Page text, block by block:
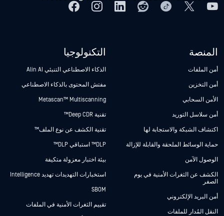
المنصة
أمن الملفات
أمن التخزين
الأمن السحابي
أمن سلاسل التوريد
اكتشاف الشبكة والاستجابة لها
حماية الوسائط الملحقة والقابلة للإزالة
الوصول الآمن
الكشف عن الثغرات الأمنية في يوم
الصفر
أمن البريد الإلكتروني
النقل المُدار للملفات
التكنولوجيا
الذكاء الاصطناعي التنبئي Alin AI
مفتش المحتوى بالذكاء الاصطناعي
Metascan™ Multiscanning
تقنية Deep CDR™
تقنية الكشف عن نوع الملف™
DLP™ استباقي DLP™
بيئة اختبار معزولة متكيفة
استخبارات التهديدات تهديد Intelligence
SBOM
تقييم الثغرات الأمنية في الملفات